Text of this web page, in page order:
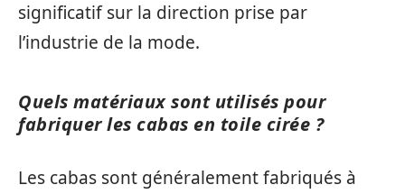
significatif sur la direction prise par
l’industrie de la mode.
Quels matériaux sont utilisés pour
fabriquer les cabas en toile cirée ?
Les cabas sont généralement fabriqués à